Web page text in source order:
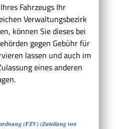
Fahrzeugs Ihr
Verwaltungsbezirk
können Sie dieses bei
gegen Gebühr für
lassen und auch im
eines anderen
(FZV) (Zuteilung von